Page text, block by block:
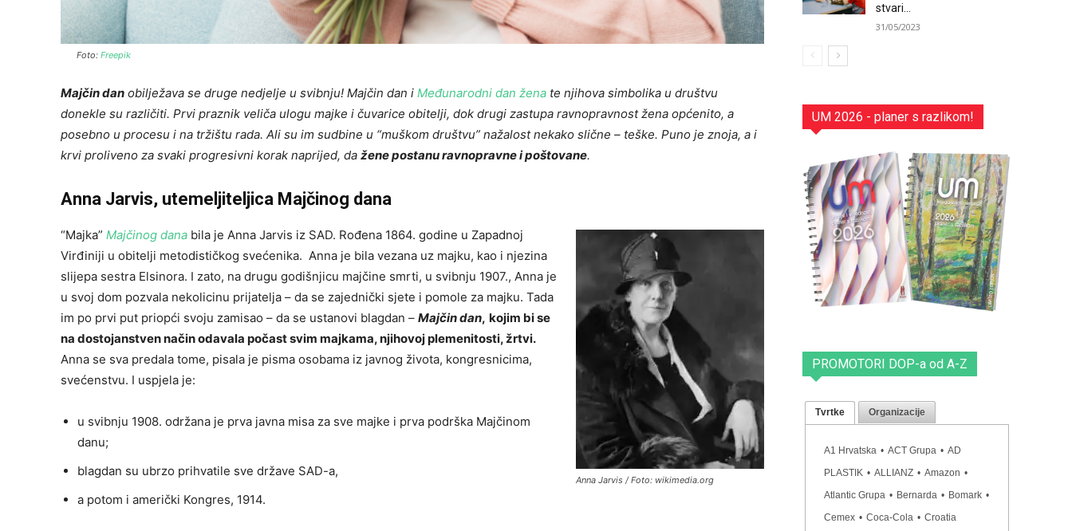
Foto: Freepik
Majčin dan obilježava se druge nedjelje u svibnju! Majčin dan i Međunarodni dan žena te njihova simbolika u društvu
donekle su različiti. Prvi praznik veliča ulogu majke i čuvarice obitelji, dok drugi zastupa ravnopravnost žena općenito, a
posebno u procesu i na tržištu rada. Ali su im sudbine u “muškom društvu” nažalost nekako slične – teške. Puno je znoja, a i
krvi proliveno za svaki progresivni korak naprijed, da žene postanu ravnopravne i poštovane.
Anna Jarvis, utemeljiteljica Majčinog dana
Anna Jarvis / Foto: wikimedia.org
“Majka” Majčinog dana bila je Anna Jarvis iz SAD. Rođena 1864. godine u Zapadnoj
Virđiniji u obitelji metodističkog svećenika. Anna je bila vezana uz majku, kao i njezina
slijepa sestra Elsinora. I zato, na drugu godišnjicu majčine smrti, u svibnju 1907., Anna je
u svoj dom pozvala nekolicinu prijatelja – da se zajednički sjete i pomole za majku. Tada
im po prvi put priopći svoju zamisao – da se ustanovi blagdan – Majčin dan, kojim bi se
na dostojanstven način odavala počast svim majkama, njihovoj plemenitosti, žrtvi.
Anna se sva predala tome, pisala je pisma osobama iz javnog života, kongresnicima,
svećenstvu. I uspjela je:
u svibnju 1908. održana je prva javna misa za sve majke i prva podrška Majčinom
danu;
blagdan su ubrzo prihvatile sve države SAD-a,
a potom i američki Kongres, 1914.
stvari...
31/05/2023
UM 2026 - planer s razlikom!
PROMOTORI DOP-a od A-Z
Tvrtke Organizacije
A1 Hrvatska • ACT Grupa • AD
PLASTIK • ALLIANZ • Amazon •
Atlantic Grupa • Bernarda • Bomark •
Cemex • Coca-Cola • Croatia